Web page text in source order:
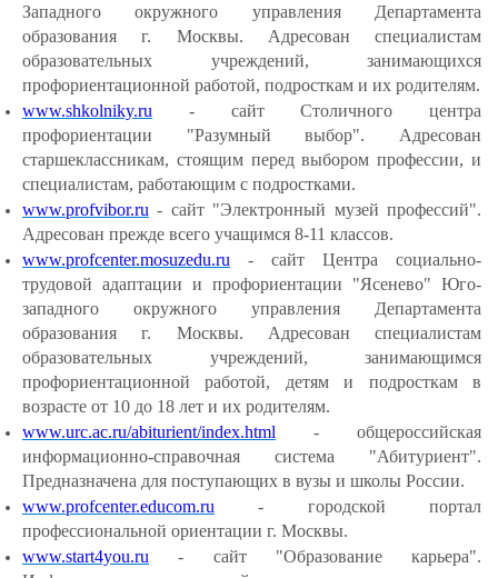
Западного окружного управления Департамента
образования г. Москвы. Адресован специалистам
образовательных учреждений, занимающихся
профориентационной работой, подросткам и их родителям.
www.shkolniky.ru - сайт Столичного центра
профориентации "Разумный выбор". Адресован
старшеклассникам, стоящим перед выбором профессии, и
специалистам, работающим с подростками.
www.profvibor.ru - сайт "Электронный музей профессий".
Адресован прежде всего учащимся 8-11 классов.
www.profcenter.mosuzedu.ru - сайт Центра социально-
трудовой адаптации и профориентации "Ясенево" Юго-
западного окружного управления Департамента
образования г. Москвы. Адресован специалистам
образовательных учреждений, занимающимся
профориентационной работой, детям и подросткам в
возрасте от 10 до 18 лет и их родителям.
www.urc.ac.ru/abiturient/index.html - общероссийская
информационно-справочная система "Абитуриент".
Предназначена для поступающих в вузы и школы России.
www.profcenter.educom.ru - городской портал
профессиональной ориентации г. Москвы.
www.start4you.ru - сайт "Образование карьера".